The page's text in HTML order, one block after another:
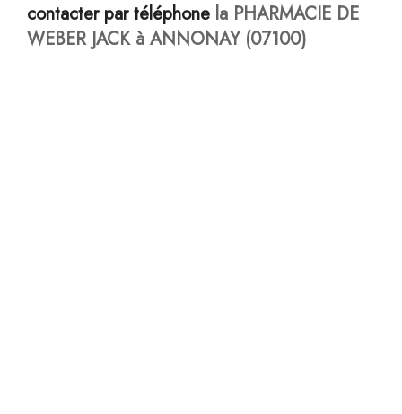
contacter par téléphone la PHARMACIE DE
WEBER JACK à ANNONAY (07100)